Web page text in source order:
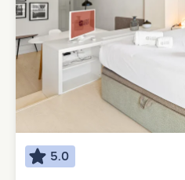
5.0